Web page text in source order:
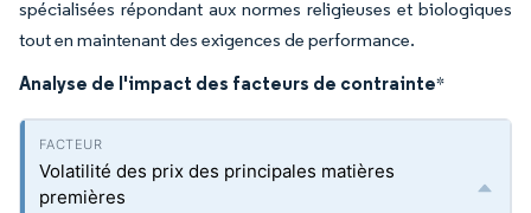
spécialisées répondant aux normes religieuses et biologiques
tout en maintenant des exigences de performance.
Analyse de l'impact des facteurs de contrainte*
Volatilité des prix des principales matières
premières